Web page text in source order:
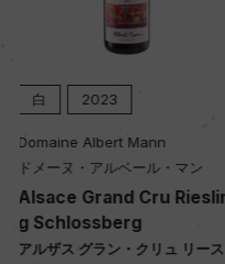
白 2023
Domaine Albert Mann
ドメーヌ・アルベール・マン
Alsace Riesling
アルザス リースリング
750ml, 5,050 yen